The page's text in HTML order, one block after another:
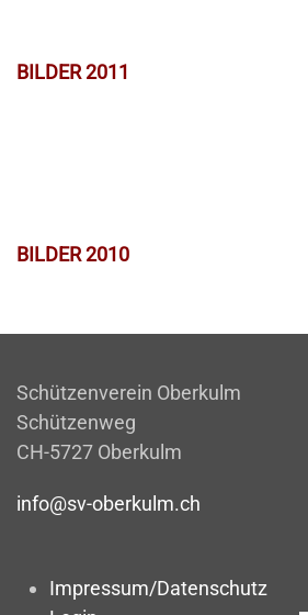
BILDER 2011
BILDER 2010
Schützenverein Oberkulm
Schützenweg
CH-5727 Oberkulm
info@sv-oberkulm.ch
Impressum/Datenschutz